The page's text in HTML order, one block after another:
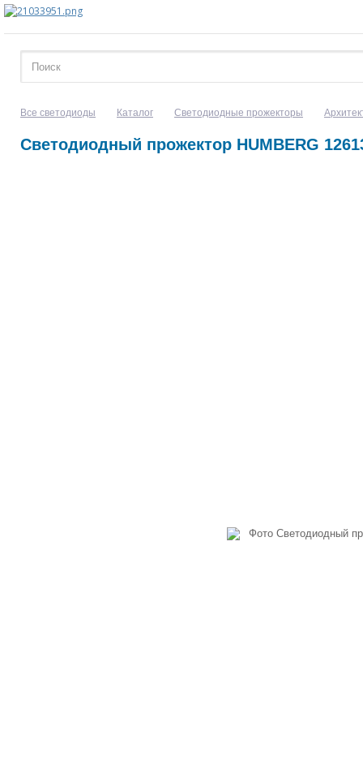
Все светодиоды Каталог Светодиодные прожекторы
Светодиодный прожектор HUMBERG